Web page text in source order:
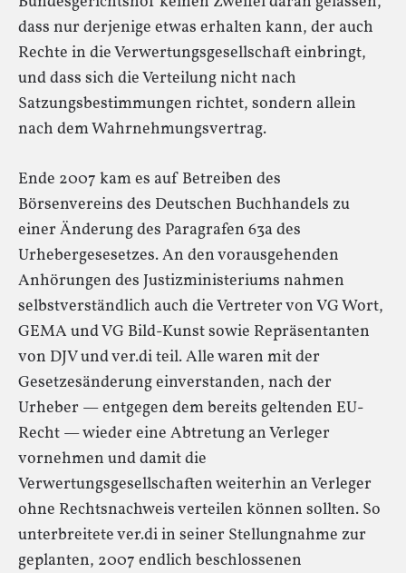
dass nur derjenige etwas erhalten kann, der auch
Rechte in die Verwertungsgesellschaft einbringt,
und dass sich die Verteilung nicht nach
Satzungsbestimmungen richtet, sondern allein
nach dem Wahrnehmungsvertrag.
Ende 2007 kam es auf Betreiben des
Börsenvereins des Deutschen Buchhandels zu
einer Änderung des Paragrafen 63a des
Urhebergesesetzes. An den vorausgehenden
Anhörungen des Justizministeriums nahmen
selbstverständlich auch die Vertreter von VG Wort,
GEMA und VG Bild-Kunst sowie Repräsentanten
von DJV und ver.di teil. Alle waren mit der
Gesetzesänderung einverstanden, nach der
Urheber — entgegen dem bereits geltenden EU-
Recht — wieder eine Abtretung an Verleger
vornehmen und damit die
Verwertungsgesellschaften weiterhin an Verleger
ohne Rechtsnachweis verteilen können sollten. So
unterbreitete ver.di in seiner Stellungnahme zur
geplanten, 2007 endlich beschlossenen